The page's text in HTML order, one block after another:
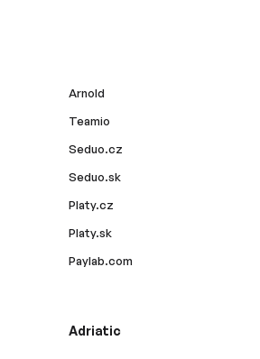
Arnold
Teamio
Seduo.cz
Seduo.sk
Platy.cz
Platy.sk
Paylab.com
Adriatic